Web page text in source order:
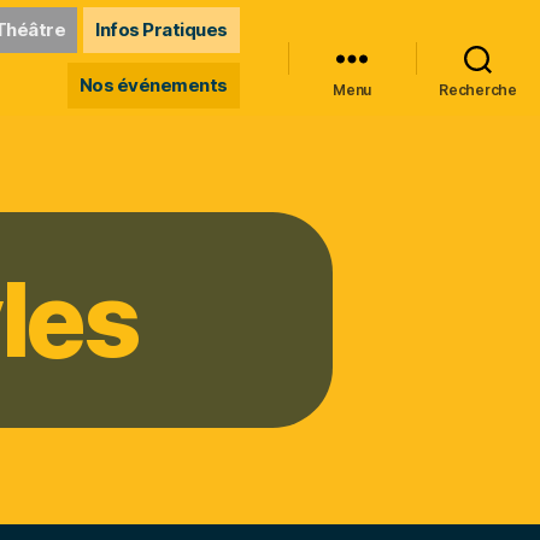
Infos Pratiques
Nos événements Menu Recherche